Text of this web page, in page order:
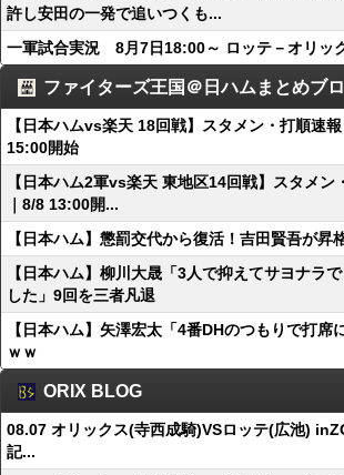
許し安田の一発で追いつくも...
一軍試合実況 8月7日18:00～ ロッテ－オリッ
ファイターズ王国＠日ハムまとめブ
【日本ハムvs楽天 18回戦】スタメン・打順速
15:00開始
【日本ハム2軍vs楽天 東地区14回戦】スタメン
｜8/8 13:00開...
【日本ハム】懲罰交代から復活！吉田賢吾が昇
【日本ハム】柳川大晟「3人で抑えてサヨナラ
した」9回を三者凡退
【日本ハム】矢澤宏太「4番DHのつもりで打席
ｗｗ
ORIX BLOG
08.07 オリックス(寺西成騎)VSロッテ(広池)
記...